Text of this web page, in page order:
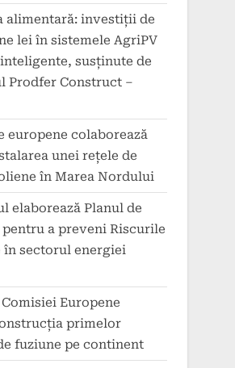
alimentară: investiții de
lei în sistemele AgriPV
susținute de
Prodfer Construct –
europene colaborează
unei rețele de
în Marea Nordului
elaborează Planul de
a preveni Riscurile
în sectorul energiei
Europene
primelor
fuziune pe continent